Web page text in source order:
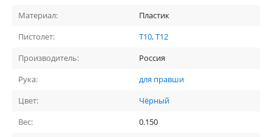
Материал:
Пластик
Пистолет:
Т10, Т12
Производитель:
Россия
Рука:
для правши
Цвет:
Чёрный
Вес:
0.150